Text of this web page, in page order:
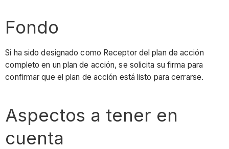
Fondo
Si ha sido designado como Receptor del plan de acción
completo en un plan de acción, se solicita su firma para
confirmar que el plan de acción está listo para cerrarse.
Aspectos a tener en
cuenta